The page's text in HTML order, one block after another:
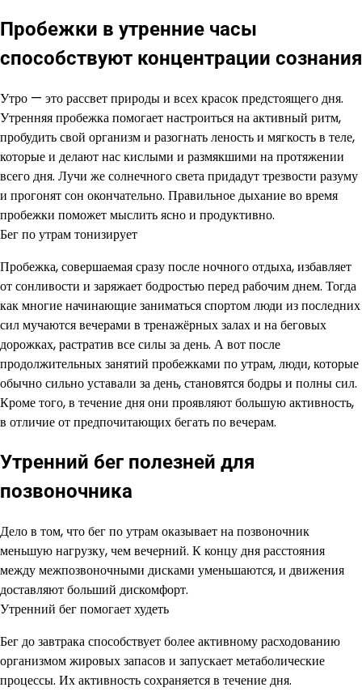
Пробежки в утренние часы
способствуют концентрации сознания
Утро — это рассвет природы и всех красок предстоящего дня.
Утренняя пробежка помогает настроиться на активный ритм,
пробудить свой организм и разогнать леность и мягкость в теле,
которые и делают нас кислыми и размякшими на протяжении
всего дня. Лучи же солнечного света придадут трезвости разуму
и прогонят сон окончательно. Правильное дыхание во время
пробежки поможет мыслить ясно и продуктивно.
Бег по утрам тонизирует
Пробежка, совершаемая сразу после ночного отдыха, избавляет
от сонливости и заряжает бодростью перед рабочим днем. Тогда
как многие начинающие заниматься спортом люди из последних
сил мучаются вечерами в тренажёрных залах и на беговых
дорожках, растратив все силы за день. А вот после
продолжительных занятий пробежками по утрам, люди, которые
обычно сильно уставали за день, становятся бодры и полны сил.
Кроме того, в течение дня они проявляют большую активность,
в отличие от предпочитающих бегать по вечерам.
Утренний бег полезней для
позвоночника
Дело в том, что бег по утрам оказывает на позвоночник
меньшую нагрузку, чем вечерний. К концу дня расстояния
между межпозвоночными дисками уменьшаются, и движения
доставляют больший дискомфорт.
Утренний бег помогает худеть
Бег до завтрака способствует более активному расходованию
организмом жировых запасов и запускает метаболические
процессы. Их активность сохраняется в течение дня.